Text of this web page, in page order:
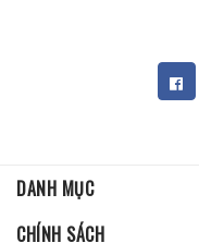
DANH MỤC
CHÍNH SÁCH